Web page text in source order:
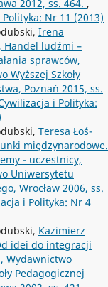
2012, ss. 464. ,
Nr 11 (2013)
Irena
Handel ludźmi –
sprawców,
Wyższej Szkoły
Poznań 2015, ss.
i Polityka:
Teresa Łoś-
międzynarodowe.
- uczestnicy,
Uniwersytetu
Wrocław 2006, ss.
i Polityka: Nr 4
Kazimierz
idei do integracji
Wydawnictwo
Pedagogicznej